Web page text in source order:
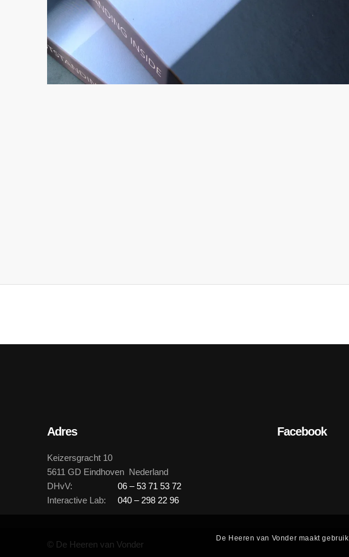
Adres
Keizersgracht 10
5611 GD Eindhoven Nederland
DHvV:
06 – 53 71 53 72
Interactive Lab:
040 – 298 22 96
Facebook
© De Heeren van Vonder
De Heeren van Vonder maakt